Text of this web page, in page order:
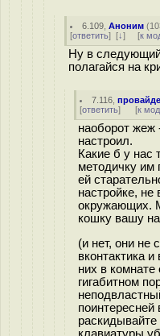
6.109 ,Аноним (
[ответить] [↓] [к
Ну в следующий
полагайся на
7.116 ,
[ответить] [к
наоборот жеж
настроил.
Какие б у нас
методичку им
ей
настройке, не
окружающих.
кошку вашу
(и нет, они не
вконтактика
них в
гигабитном
раскидывайте